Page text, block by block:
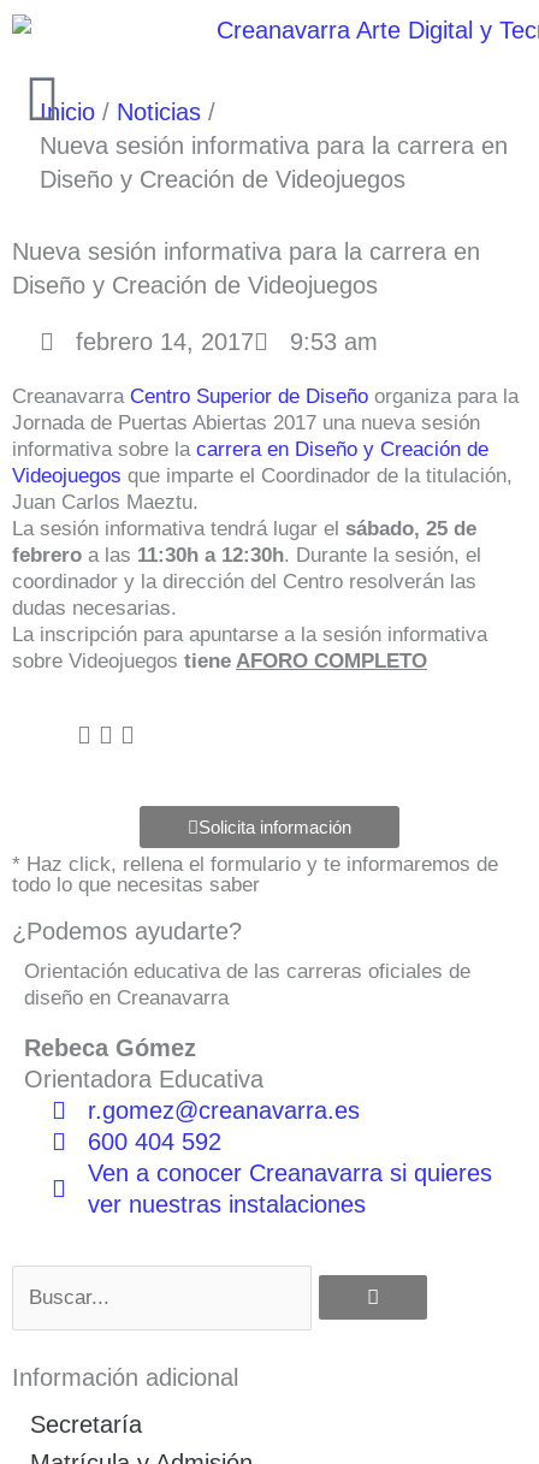
Ir
contenido
Inicio
Noticias
Nueva sesión informativa para la carrera en
Diseño y Creación de Videojuegos
Nueva sesión informativa para la carrera en
Diseño y Creación de Videojuegos
febrero 14, 2017 9:53 am
Creanavarra Centro Superior de Diseño organiza para la
Jornada de Puertas Abiertas 2017 una nueva sesión
informativa sobre la carrera en Diseño y Creación de
Videojuegos que imparte el Coordinador de la titulación,
Juan Carlos Maeztu.
La sesión informativa tendrá lugar el sábado, 25 de
febrero a las 11:30h a 12:30h. Durante la sesión, el
coordinador y la dirección del Centro resolverán las
dudas necesarias.
La inscripción para apuntarse a la sesión informativa
sobre Videojuegos tiene AFORO COMPLETO
Solicita información
* Haz click, rellena el formulario y te informaremos de
todo lo que necesitas saber
¿Podemos ayudarte?
Orientación educativa de las carreras oficiales de
diseño en Creanavarra
Rebeca Gómez
Orientadora Educativa
r.gomez@creanavarra.es
600 404 592
Ven a conocer Creanavarra si quieres
ver nuestras instalaciones
Información adicional
Secretaría